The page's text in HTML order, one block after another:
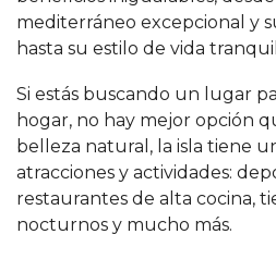
mediterráneo excepcional y
hasta su estilo de vida
Si estás buscando un lugar
hogar, no hay mejor opción
belleza natural, la isla tiene
atracciones y actividades:
restaurantes de alta cocina,
nocturnos y mucho más.